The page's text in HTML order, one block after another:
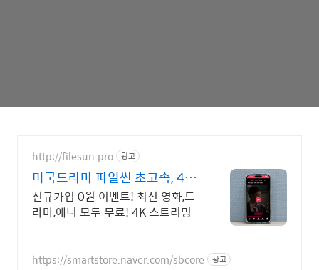
http://filesun.pro 광고
미국드라마 파일썬 초고속, 4K
실시간 보기!
신규가입 0원 이벤트! 최신 영화,드
라마,애니 모두 무료! 4K 스트리밍
https://smartstore.naver.com/sbcore 광고